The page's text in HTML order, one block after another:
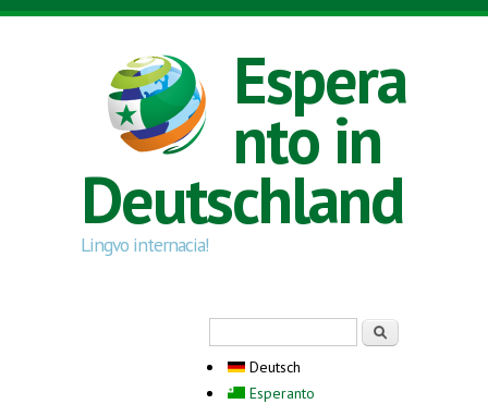
Direkt zum Inhalt
Espera
nto in
Deutschland
Lingvo internacia!
Deutsch
Esperanto